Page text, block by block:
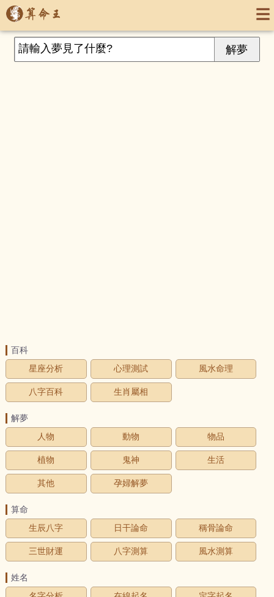
百科
星座分析
心理測試 風水命理
八字百科 生肖屬相
解夢
人物
動物 物品
植物 鬼神 生活
其他 孕婦解夢
算命
生辰八字
日干論命 稱骨論命
三世財運 八字測算 風水測算
姓名